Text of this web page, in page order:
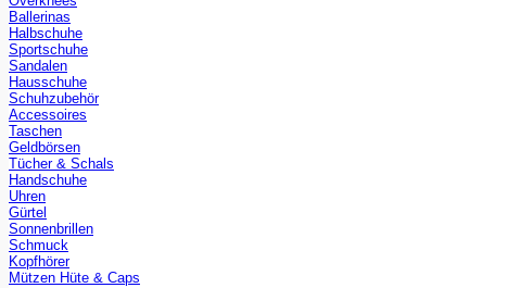
Ballerinas
Halbschuhe
Sportschuhe
Sandalen
Hausschuhe
Schuhzubehör
Accessoires
Taschen
Geldbörsen
Tücher & Schals
Handschuhe
Uhren
Gürtel
Sonnenbrillen
Schmuck
Kopfhörer
Mützen Hüte & Caps